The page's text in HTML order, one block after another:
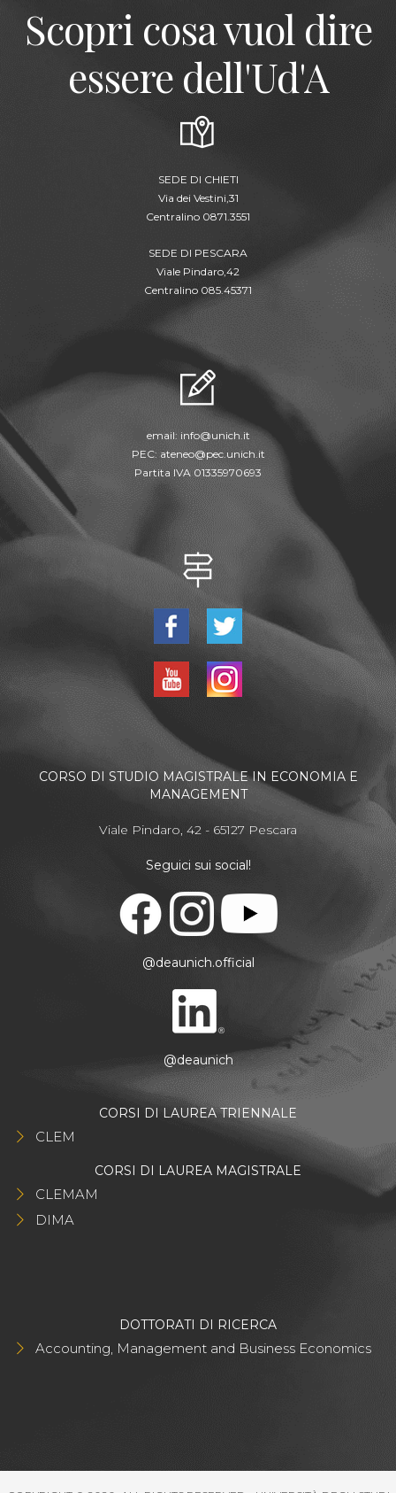
Scopri cosa vuol dire
essere dell'Ud'A
SEDE DI CHIETI
Via dei Vestini,31
Centralino 0871.3551
SEDE DI PESCARA
Viale Pindaro,42
Centralino 085.45371
email: info@unich.it
PEC: ateneo@pec.unich.it
Partita IVA 01335970693
CORSO DI STUDIO MAGISTRALE IN ECONOMIA E
MANAGEMENT
Viale Pindaro, 42 - 65127 Pescara
Seguici sui social!
@deaunich.official
@deaunich
CORSI DI LAUREA TRIENNALE
CLEM
CORSI DI LAUREA MAGISTRALE
CLEMAM
DIMA
DOTTORATI DI RICERCA
Accounting, Management and Business Economics